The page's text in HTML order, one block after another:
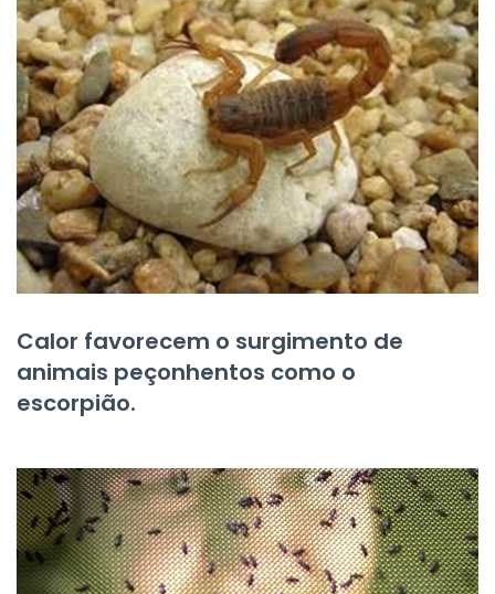
Calor favorecem o surgimento de
animais peçonhentos como o
escorpião.